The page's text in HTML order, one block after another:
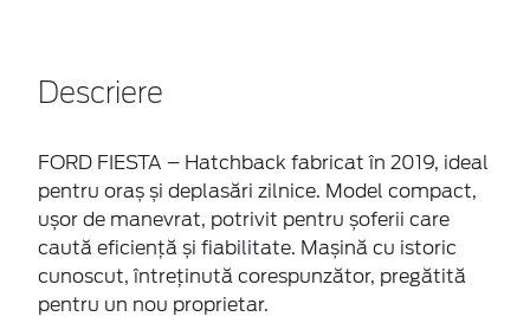
Descriere
FORD FIESTA – Hatchback fabricat în 2019, ideal
pentru oraș și deplasări zilnice. Model compact,
ușor de manevrat, potrivit pentru șoferii care
caută eficiență și fiabilitate. Mașină cu istoric
cunoscut, întreținută corespunzător, pregătită
pentru un nou proprietar.